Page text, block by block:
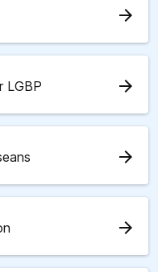
arrow_forward
LGBP arrow_forward
arrow_forward
arrow_forward